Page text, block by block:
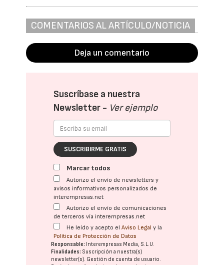
COMENTARIOS AL ARTÍCULO/NOTICIA
Deja un comentario
Suscríbase a nuestra
Newsletter - Ver ejemplo
SUSCRIBIRME GRATIS
Marcar todos
Autorizo el envío de newsletters y
avisos informativos personalizados de
interempresas.net
Autorizo el envío de comunicaciones
de terceros vía interempresas.net
He leído y acepto elAviso Legal y la
Política de Protección de Datos
Responsable: Interempresas Media, S.L.U.
Finalidades: Suscripción a nuestra(s)
newsletter(s). Gestión de cuenta de usuario.